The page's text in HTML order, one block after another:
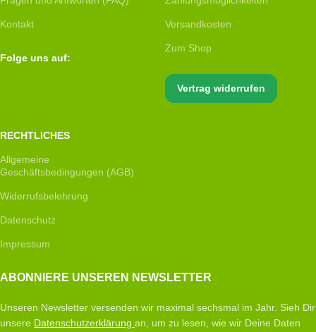
Kontakt
Folge uns auf:
Versandkosten
Zum Shop
Vertrag widerrufen
RECHTLICHES
Allgemeine
Geschäftsbedingungen (AGB)
Widerrufsbelehrung
Datenschutz
Impressum
ABONNIERE UNSEREN NEWSLETTER
Unseren Newsletter versenden wir maximal sechsmal im Jahr. Sieh Dir
unsere Datenschutzerklärung an, um zu lesen, wie wir Deine Daten